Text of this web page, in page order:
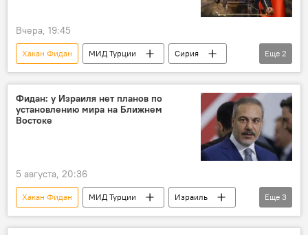
Вчера, 19:45
Хакан Фидан МИД Турции
Сирия
Турция
Израиль
Еще 2
Фидан: у Израиля нет планов по
установлению мира на Ближнем
Востоке
5 августа, 20:36
Хакан Фидан МИД Турции
Израиль
США
Палестина ХАМАС
Еще 3